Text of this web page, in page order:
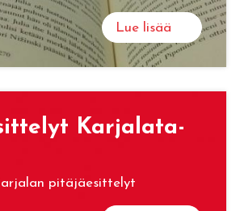
Lue lisää
Kar­ja­la­ta­
pitäjäesittelyt